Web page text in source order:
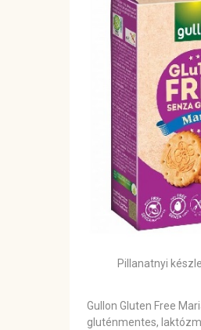
Pillanatnyi
Gullon Gluten Free
gluténmentes,